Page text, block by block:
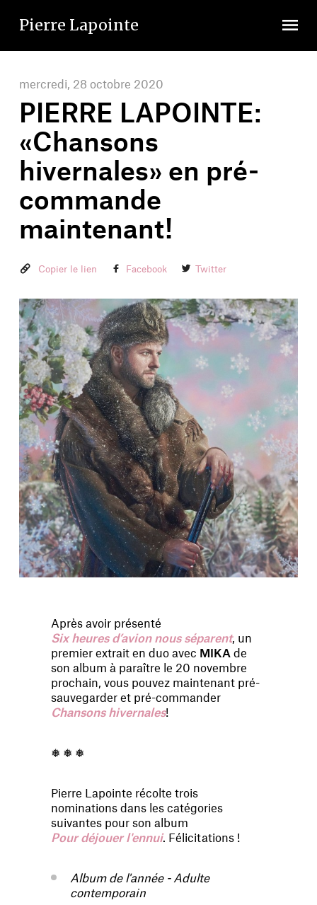
content
navigation
Pierre Lapointe
mercredi, 28 octobre 2020
PIERRE LAPOINTE:
«Chansons
hivernales» en pré-
commande
maintenant!
Copier le lien Facebook Twitter
Après avoir présenté
Six heures d’avion nous séparent, un
premier extrait en duo avec MIKA de
son album à paraître le 20 novembre
prochain, vous pouvez maintenant pré-
sauvegarder et pré-commander
Chansons hivernales!
❅ ❅ ❅
Pierre Lapointe récolte trois
nominations dans les catégories
suivantes pour son album
Pour déjouer l'ennui. Félicitations !
Album de l'année - Adulte
contemporain